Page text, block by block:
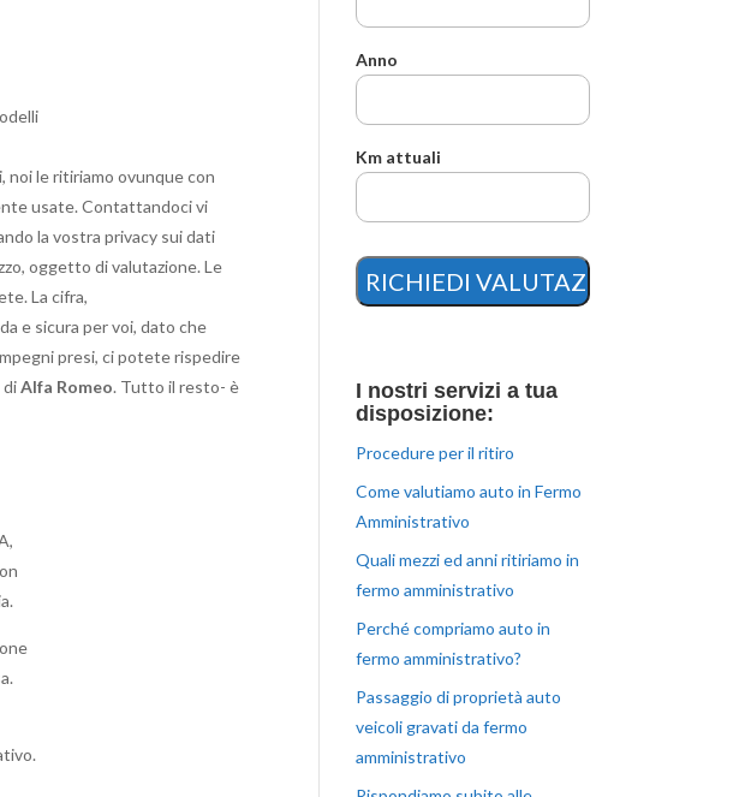
noi le ritiriamo ovunque con
usate. Contattandoci vi
la vostra privacy sui dati
oggetto di valutazione. Le
La cifra,
e sicura per voi, dato che
presi, ci potete rispedire
diAlfa Romeo. Tutto il resto- è
Anno
Km attuali
I nostri servizi a tua
disposizione:
Procedure per il ritiro
Come valutiamo auto in Fermo
Amministrativo
Quali mezzi ed anni ritiriamo in
fermo amministrativo
Perché compriamo auto in
fermo amministrativo?
Passaggio di proprietà auto
veicoli gravati da fermo
amministrativo